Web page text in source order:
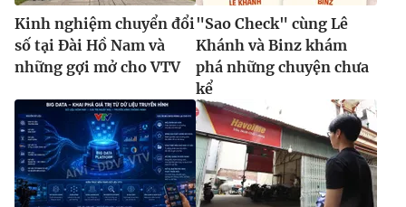
Kinh nghiệm chuyển đổi
số tại Đài Hồ Nam và
những gợi mở cho VTV
"Sao Check" cùng Lê
Khánh và Binz khám
phá những chuyện chưa
kể